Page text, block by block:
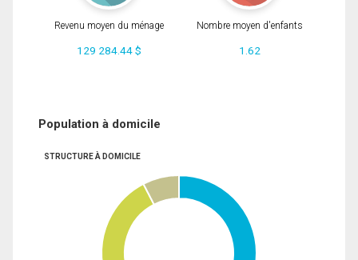
Revenu moyen du ménage
129 284.44 $
Nombre moyen d'enfants
1.62
Population à domicile
STRUCTURE À DOMICILE